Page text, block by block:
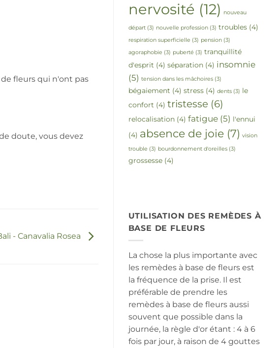
fleurs qui n'ont pas
doute, vous devez
- Canavalia Rosea
nervosité (12) nouveau
départ(3) nouvelle profession(3) troubles(4)
respiration superficielle (3) pension(3)
agoraphobie (3) puberté (3) tranquillité
d'esprit (4) séparation(4) insomnie
(5) tension dans les mâchoires(3)
bégaiement (4) stress(4) dents(3) le
confort (4) tristesse(6)
relocalisation(4) fatigue(5) l'ennui
(4) absence de joie(7) vision
trouble (3) bourdonnement d'oreilles(3)
grossesse(4)
UTILISATION DES REMÈDES À
BASE DE FLEURS
La chose la plus importante avec
les remèdes à base de fleurs est
la fréquence de la prise. Il est
préférable de prendre les
remèdes à base de fleurs aussi
souvent que possible dans la
journée, la règle d'or étant : 4 à 6
fois par jour, à raison de 4 gouttes